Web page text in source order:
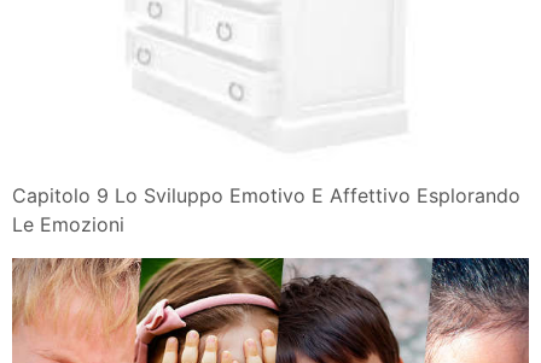
Capitolo 9 Lo Sviluppo Emotivo E Affettivo Esplorando
Le Emozioni